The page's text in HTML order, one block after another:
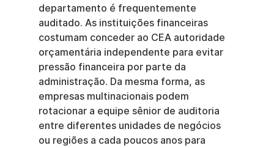
departamento é frequentemente
auditado. As instituições financeiras
costumam conceder ao CEA autoridade
orçamentária independente para evitar
pressão financeira por parte da
administração. Da mesma forma, as
empresas multinacionais podem
rotacionar a equipe sênior de auditoria
entre diferentes unidades de negócios
ou regiões a cada poucos anos para